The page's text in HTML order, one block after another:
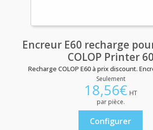
Encreur E60 recharge
COLOP Printer 60
Recharge COLOP E60 à prix discount.
Seulement
18,56€ HT
par pièce.
Configurer